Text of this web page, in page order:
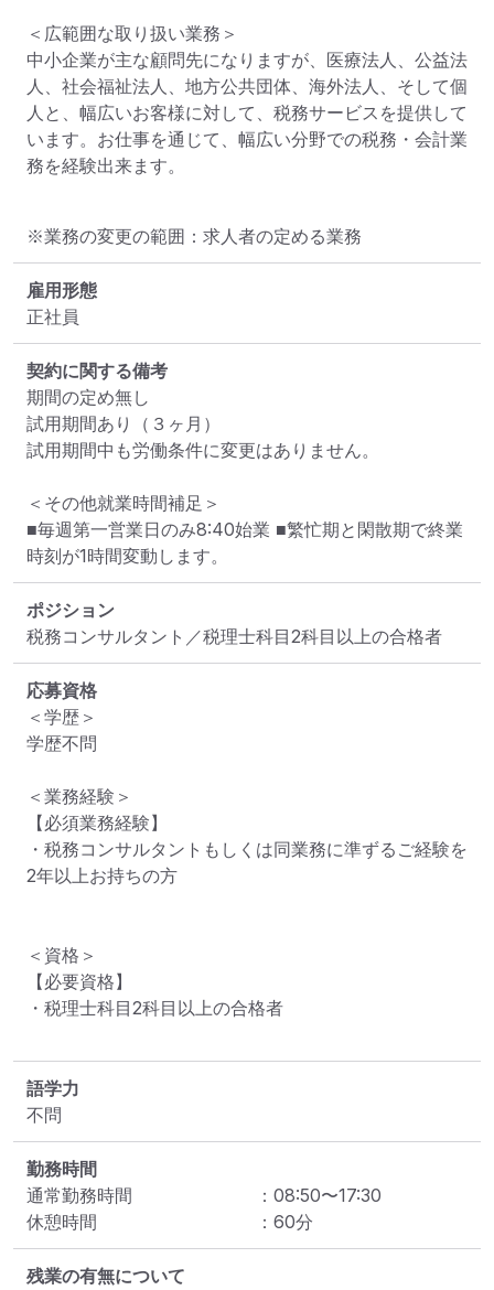
＜広範囲な取り扱い業務＞
中小企業が主な顧問先になりますが、医療法人、公益法
人、社会福祉法人、地方公共団体、海外法人、そして個
人と、幅広いお客様に対して、税務サービスを提供して
います。お仕事を通じて、幅広い分野での税務・会計業
※業務の変更の範囲：求人者の定める業務
雇用形態
正社員
契約に関する備考
期間の定め無し
試用期間あり（３ヶ月）
試用期間中も労働条件に変更はありません。
＜その他就業時間補足＞
■毎週第一営業日のみ8:40始業 ■繁忙期と閑散期で終業
時刻が1時間変動します。
ポジション
税務コンサルタント／税理士科目2科目以上の合格者
応募資格
＜学歴＞
学歴不問
＜業務経験＞
【必須業務経験】
・税務コンサルタントもしくは同業務に準ずるご経験を
2年以上お持ちの方
＜資格＞
【必要資格】
・税理士科目2科目以上の合格者
語学力
不問
勤務時間
通常勤務時間
： 08:50〜17:30
休憩時間
： 60分
残業の有無について